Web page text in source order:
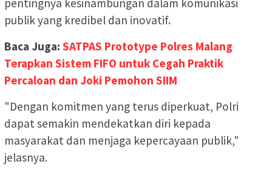
publik yang kredibel dan inovatif.
Baca Juga: SATPAS Prototype Polres Malang
Terapkan Sistem FIFO untuk Cegah Praktik
Percaloan dan Joki Pemohon SIIM
"Dengan komitmen yang terus diperkuat, Polri
dapat semakin mendekatkan diri kepada
masyarakat dan menjaga kepercayaan publik,"
jelasnya.